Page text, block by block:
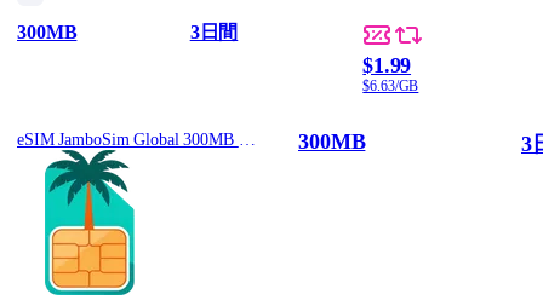
300MB 3日間
$1.99
$6.63/GB
300MB 3